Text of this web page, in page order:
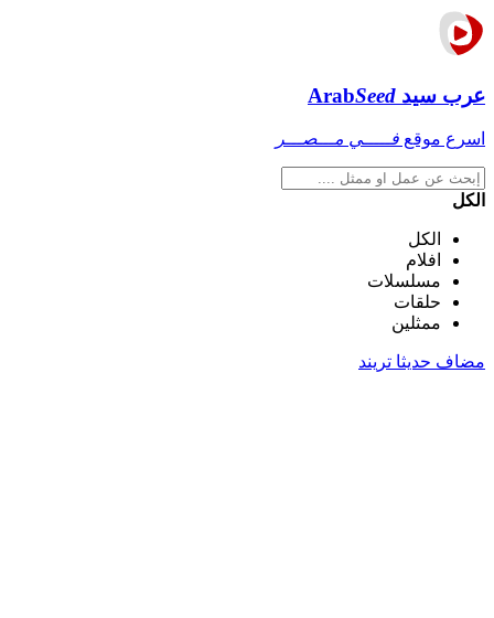
عرب سيد ArabSeed
اسرع موقع فـــــي مـــصـــر
الكل
الكل
افلام
مسلسلات
حلقات
ممثلين
مضاف حديثا تريند